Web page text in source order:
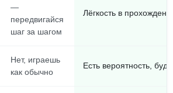
—
передвигайся
шаг за шагом
Лёгкость в
Нет, играешь
как обычно
Есть вероятность,